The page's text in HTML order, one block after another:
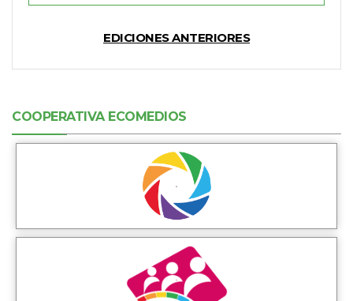
EDICIONES ANTERIORES
COOPERATIVA ECOMEDIOS